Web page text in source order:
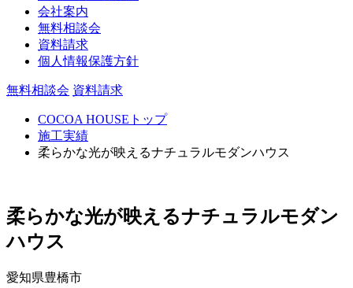
会社案内
無料相談会
資料請求
個人情報保護方針
無料相談会 資料請求
COCOA HOUSEトップ
施工実績
柔らかな光が映えるナチュラルモダンハウス
柔らかな光が映えるナチュラルモダン
ハウス
愛知県豊橋市